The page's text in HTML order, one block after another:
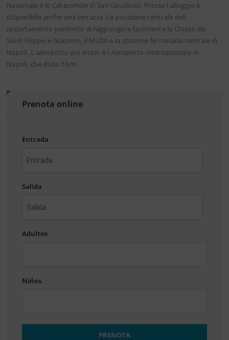
Nazionale e le Catacombe di San Gaudioso. Presso l alloggio è
disponibile anche una terrazza. La posizione centrale dell
appartamento permette di raggiungere facilmente la Chiesa dei
Santi Filippo e Giacomo, il MUSA e la stazione ferroviaria centrale di
Napoli. L aeroporto più vicino è l Aeroporto Internazionale di
Napoli, che dista 5 km.
Prenota online
Entrada
AAAA
MM
DD
Salida
AAAA
MM
Adultos
Niños
PRENOTA